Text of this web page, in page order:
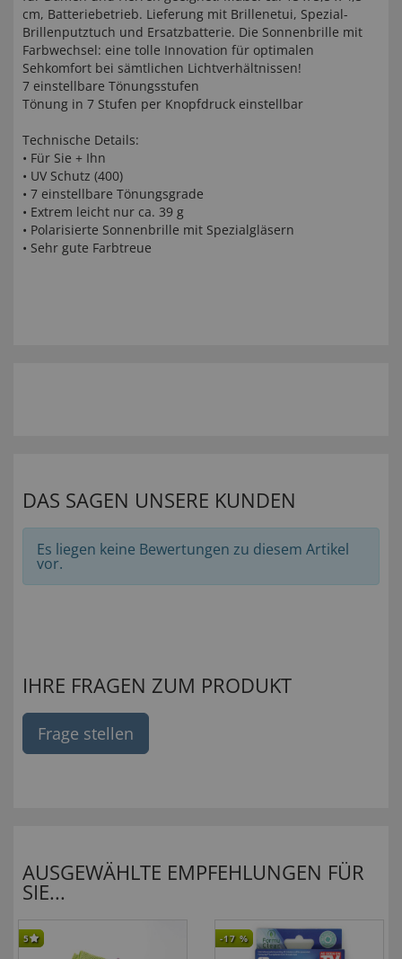
cm, Batteriebetrieb. Lieferung mit Brillenetui, Spezial-
Brillenputztuch und Ersatzbatterie. Die Sonnenbrille mit
Farbwechsel: eine tolle Innovation für optimalen
Sehkomfort bei sämtlichen Lichtverhältnissen!
7 einstellbare Tönungsstufen
Tönung in 7 Stufen per Knopfdruck einstellbar
Technische Details:
• Für Sie + Ihn
• UV Schutz (400)
• 7 einstellbare Tönungsgrade
• Extrem leicht nur ca. 39 g
• Polarisierte Sonnenbrille mit Spezialgläsern
• Sehr gute Farbtreue
DAS SAGEN UNSERE KUNDEN
Es liegen keine Bewertungen zu diesem Artikel
vor.
IHRE FRAGEN ZUM PRODUKT
Frage stellen
AUSGEWÄHLTE EMPFEHLUNGEN FÜR
SIE...
5 -17 %